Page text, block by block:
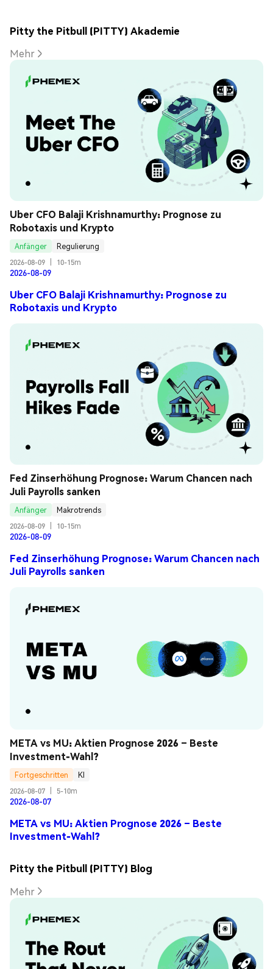
Pitty the Pitbull (PITTY) Akademie
Mehr
Uber CFO Balaji Krishnamurthy: Prognose zu
Robotaxis und Krypto
Anfänger
Regulierung
2026-08-09
10-15m
2026-08-09
Uber CFO Balaji Krishnamurthy: Prognose zu
Robotaxis und Krypto
Fed Zinserhöhung Prognose: Warum Chancen nach
Juli Payrolls sanken
Anfänger
Makrotrends
2026-08-09
10-15m
2026-08-09
Fed Zinserhöhung Prognose: Warum Chancen nach
Juli Payrolls sanken
META vs MU: Aktien Prognose 2026 – Beste
Investment-Wahl?
Fortgeschritten
KI
2026-08-07
5-10m
2026-08-07
META vs MU: Aktien Prognose 2026 – Beste
Investment-Wahl?
Pitty the Pitbull (PITTY) Blog
Mehr